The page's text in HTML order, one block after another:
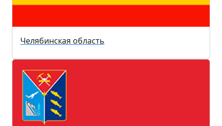
Челябинская область